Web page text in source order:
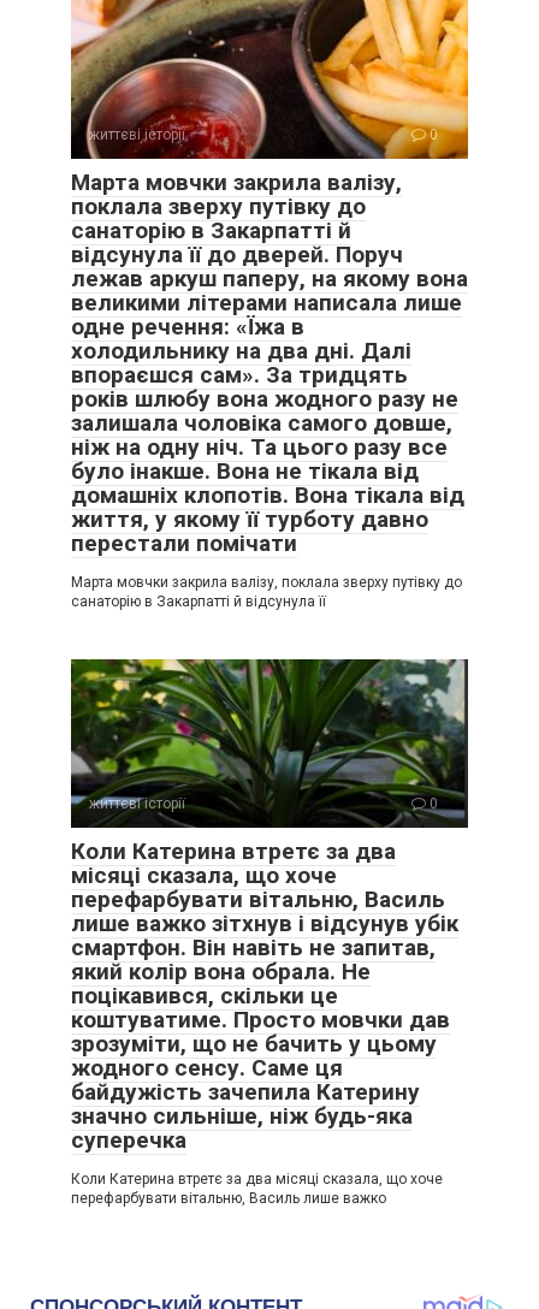
життєві історії 0
Марта мовчки закрила валізу,
поклала зверху путівку до
санаторію в Закарпатті й
відсунула її до дверей. Поруч
лежав аркуш паперу, на якому вона
великими літерами написала лише
одне речення: «Їжа в
холодильнику на два дні. Далі
впораєшся сам». За тридцять
років шлюбу вона жодного разу не
залишала чоловіка самого довше,
ніж на одну ніч. Та цього разу все
було інакше. Вона не тікала від
домашніх клопотів. Вона тікала від
життя, у якому її турботу давно
перестали помічати
Марта мовчки закрила валізу, поклала зверху путівку до
санаторію в Закарпатті й відсунула її
життєві історії 0
Коли Катерина втретє за два
місяці сказала, що хоче
перефарбувати вітальню, Василь
лише важко зітхнув і відсунув убік
смартфон. Він навіть не запитав,
який колір вона обрала. Не
поцікавився, скільки це
коштуватиме. Просто мовчки дав
зрозуміти, що не бачить у цьому
жодного сенсу. Саме ця
байдужість зачепила Катерину
значно сильніше, ніж будь-яка
суперечка
Коли Катерина втретє за два місяці сказала, що хоче
перефарбувати вітальню, Василь лише важко